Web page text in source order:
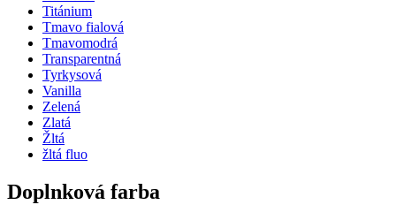
Titánium
Tmavo fialová
Tmavomodrá
Transparentná
Tyrkysová
Vanilla
Zelená
Zlatá
Žltá
žltá fluo
Doplnková farba